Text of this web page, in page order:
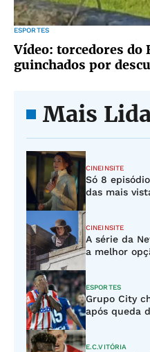
ESPORTES
Vídeo: torcedores do
guinchados por
Mais
CINEINSITE
Só 8
das mais
CINEINSITE
A série da
a melhor
ESPORTES
Grupo City
após queda
E.C.VITÓRIA